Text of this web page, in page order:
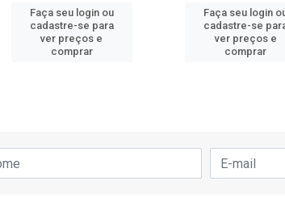
Faça seu login ou
cadastre-se para
ver preços e
comprar
Faça seu login
cadastre-se
ver preços e
comprar